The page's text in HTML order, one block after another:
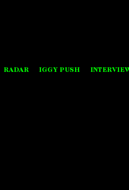
RADAR IGGY PUSH